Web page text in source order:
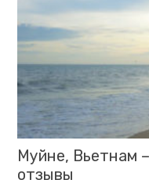
Муйне, Вьетнам
отзывы